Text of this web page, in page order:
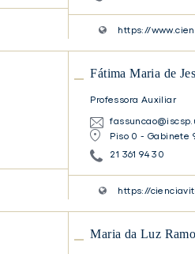
https://
Fátima Maria de
Professora Auxiliar
Piso 0 - Gabinete
21 361 94 30
https://
Maria da Luz